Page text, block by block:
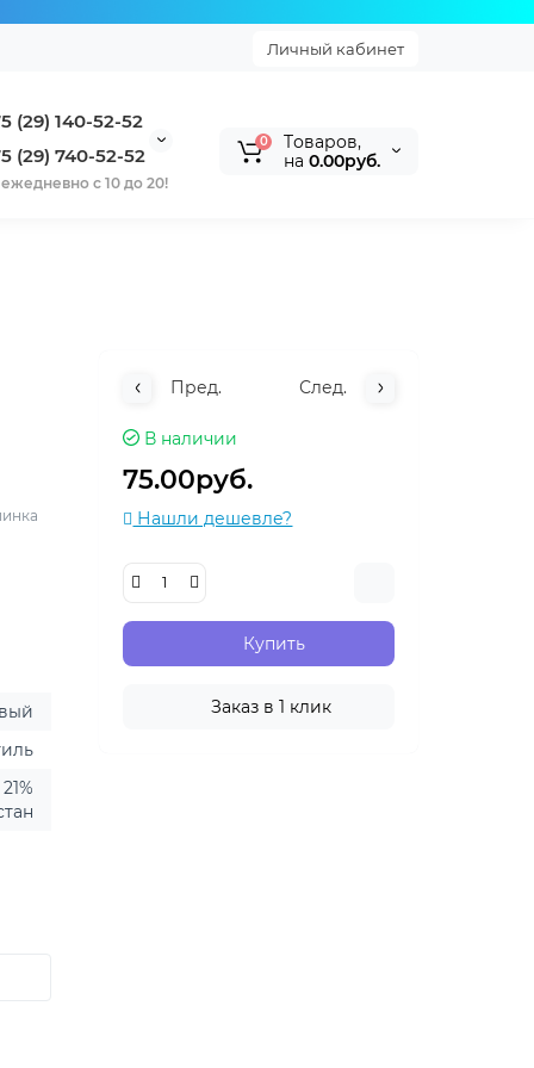
Личный кабинет
(29) 140-52-52
(29) 740-52-52
с 10 до 20!
0
Tоваров,
на 0.00руб.
Пред. След.
В наличии
75.00руб.
Нашли дешевле?
Купить
Заказ в 1 клик